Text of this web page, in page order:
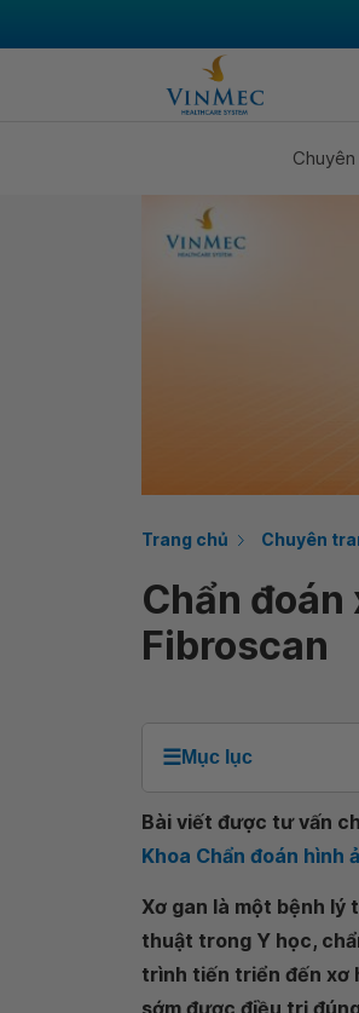
Trang chủ Chuyên
Chẩn
Fibroscan
☰Mục lục
Bài viết được tư vấn
Khoa Chẩn đoán hình
Xơ gan là một bệnh lý
thuật trong Y học,
trình tiến triển đến xơ
sớm được điều trị